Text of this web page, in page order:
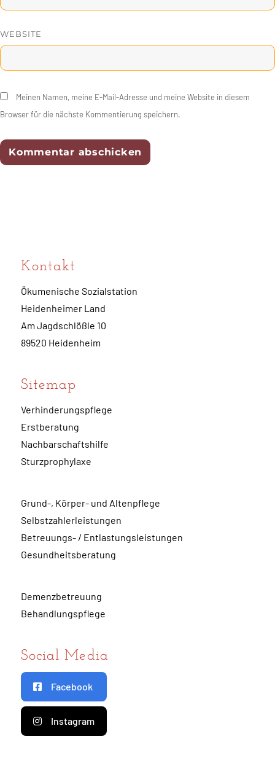
WEBSITE
Meinen Namen, meine E-Mail-Adresse und meine Website in diesem
Browser für die nächste Kommentierung speichern.
Kontakt
Ökumenische Sozialstation
Heidenheimer Land
Am Jagdschlößle 10
89520 Heidenheim
Sitemap
Verhinderungspflege
Erstberatung
Nachbarschaftshilfe
Sturzprophylaxe
Grund-, Körper- und Altenpflege
Selbstzahlerleistungen
Betreuungs- / Entlastungsleistungen
Gesundheitsberatung
Demenzbetreuung
Behandlungspflege
Social Media
Facebook
Instagram